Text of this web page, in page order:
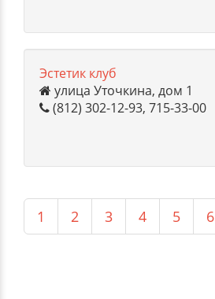
Эстетик клуб
улица Уточкина, дом 1
(812) 302-12-93, 715-33-00
1 2 3 4 5 6